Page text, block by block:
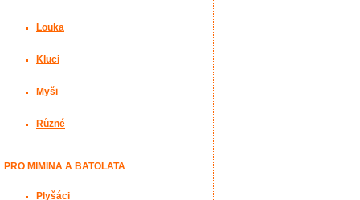
Louka
Kluci
Myši
Různé
PRO MIMINA A BATOLATA
Plyšáci